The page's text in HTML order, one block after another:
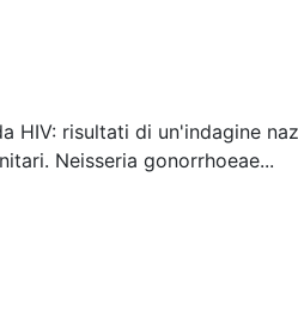
HIV: risultati di un'indagine
Neisseria gonorrhoeae...